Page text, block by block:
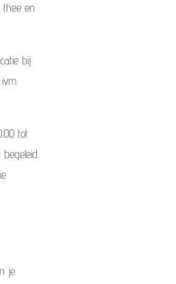
en
bij
tot
je